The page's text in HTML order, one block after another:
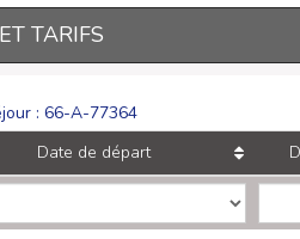
TARIFS
: 66-A-77364
Date de départ